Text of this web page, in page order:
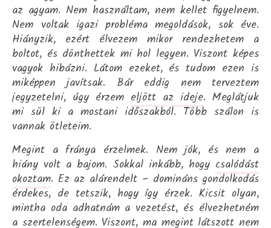
az agyam. Nem használtam, nem kellet figyelnem.
Nem voltak igazi probléma megoldások, sok éve.
Hiányzik, ezért élvezem mikor rendezhetem a
boltot, és dönthettek mi hol legyen. Viszont képes
vagyok hibázni. Látom ezeket, és tudom ezen is
miképpen javítsak. Bár eddig nem terveztem
jegyzetelni, úgy érzem eljött az ideje. Meglátjuk
mi sül ki a mostani időszakból. Több szálon is
vannak ötleteim.
Megint a fránya érzelmek. Nem jók, és nem a
hiány volt a bajom. Sokkal inkább, hogy csalódást
okoztam. Ez az alárendelt – domináns gondolkodás
érdekes, de tetszik, hogy így érzek. Kicsit olyan,
mintha oda adhatnám a vezetést, és élvezhetném
a szertelenségem. Viszont, ma megint látszott nem